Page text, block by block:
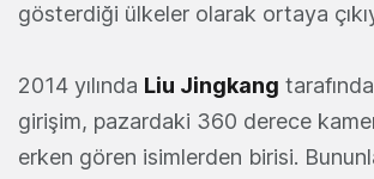
gösterdiği ülkeler olarak ortaya
2014 yılında Liu Jingkang
girişim, pazardaki 360 derece
erken gören isimlerden birisi.